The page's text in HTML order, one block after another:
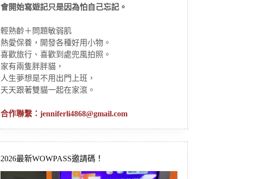
會開始寫遊記只是因為怕自己忘記。
輕熟齡＋問題敏弱肌
熱愛保養，開發各種好用小物。
喜歡旅行、喜歡到處兜風拍照。
家有兩隻胖胖貓，
人生夢想是不用出門上班，
天天跟著雙貓一起在家滾。
合作聯繫：jenniferli4868@gmail.com
2026最新WOWPASS邀請碼！